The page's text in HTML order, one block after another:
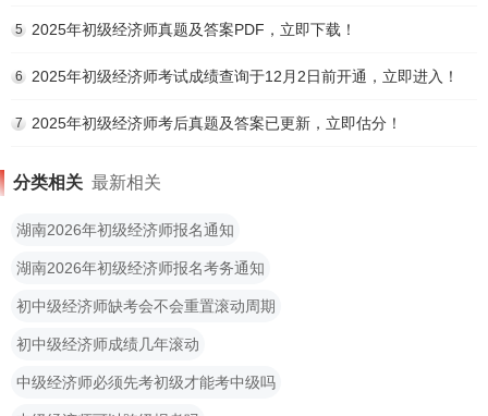
5 2025年初级经济师真题及答案PDF，立即下载！
6 2025年初级经济师考试成绩查询于12月2日前开通，立即进入！
7 2025年初级经济师考后真题及答案已更新，立即估分！
分类相关 最新相关
湖南2026年初级经济师报名通知
湖南2026年初级经济师报名考务通知
初中级经济师缺考会不会重置滚动周期
初中级经济师成绩几年滚动
中级经济师必须先考初级才能考中级吗